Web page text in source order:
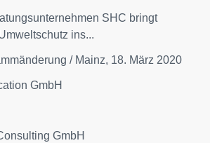
SHC bringt
ins...
/ Mainz, 18. März 2020
GmbH
GmbH